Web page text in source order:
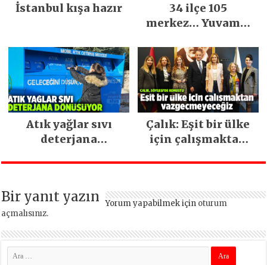
İstanbul kışa hazır
34 ilçe 105
merkez… Yuvamız
ara vermeden
devam ediyor
Atık yağlar sıvı
deterjana
Çalık: Eşit bir ülke
için çalışmaktan
Bir yanıt yazın Yorum yapabilmek için oturum
açmalısınız.